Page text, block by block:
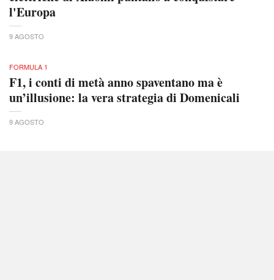
l'Europa
9 AGOSTO
FORMULA 1
F1, i conti di metà anno spaventano ma è
un’illusione: la vera strategia di Domenicali
9 AGOSTO